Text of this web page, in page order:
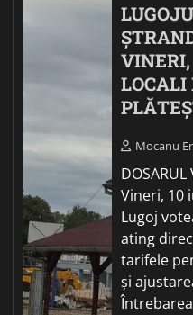
LOCALI
Mocanu
DOSARUL
Vineri, 10
Lugoj
ating
tarifele
și